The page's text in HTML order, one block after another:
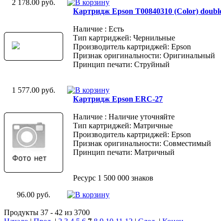
2 178.00 руб.
Картридж Epson T00840310 (Color)
Наличие : Есть
Тип картриджей: Чернильные
Производитель картриджей: Epson
Признак оригинальности: Оригинальный
Принцип печати: Струйный
1 577.00 руб.
Картридж Epson ERC-27
Наличие : Наличие уточняйте
Тип картриджей: Матричные
Производитель картриджей: Epson
Признак оригинальности: Совместимый
Принцип печати: Матричный
Ресурс 1 500 000 знаков
96.00 руб.
Продукты 37 - 42 из 3700